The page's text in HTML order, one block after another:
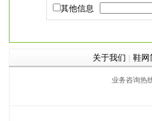
其他信息
关于我们 | 鞋网
业务咨询热